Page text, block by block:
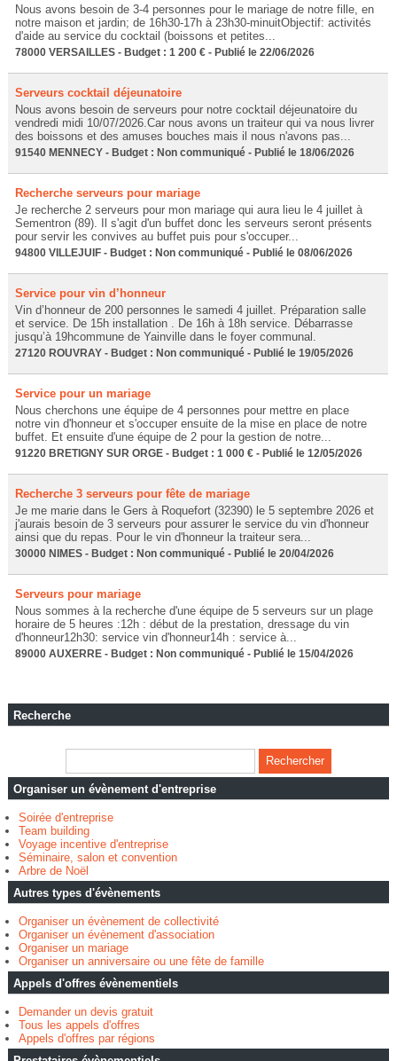
Nous avons besoin de 3-4 personnes pour le mariage de notre fille, en
notre maison et jardin; de 16h30-17h à 23h30-minuitObjectif: activités
d'aide au service du cocktail (boissons et petites...
78000 VERSAILLES - Budget : 1 200 € - Publié le 22/06/2026
Serveurs cocktail déjeunatoire
Nous avons besoin de serveurs pour notre cocktail déjeunatoire du
vendredi midi 10/07/2026.Car nous avons un traiteur qui va nous livrer
des boissons et des amuses bouches mais il nous n'avons pas...
91540 MENNECY - Budget : Non communiqué - Publié le 18/06/2026
Recherche serveurs pour mariage
Je recherche 2 serveurs pour mon mariage qui aura lieu le 4 juillet à
Sementron (89). Il s'agit d'un buffet donc les serveurs seront présents
pour servir les convives au buffet puis pour s'occuper...
94800 VILLEJUIF - Budget : Non communiqué - Publié le 08/06/2026
Service pour vin d’honneur
Vin d’honneur de 200 personnes le samedi 4 juillet. Préparation salle
et service. De 15h installation . De 16h à 18h service. Débarrasse
jusqu’à 19hcommune de Yainville dans le foyer communal.
27120 ROUVRAY - Budget : Non communiqué - Publié le 19/05/2026
Service pour un mariage
Nous cherchons une équipe de 4 personnes pour mettre en place
notre vin d'honneur et s'occuper ensuite de la mise en place de notre
buffet. Et ensuite d'une équipe de 2 pour la gestion de notre...
91220 BRETIGNY SUR ORGE - Budget : 1 000 € - Publié le 12/05/2026
Recherche 3 serveurs pour fête de mariage
Je me marie dans le Gers à Roquefort (32390) le 5 septembre 2026 et
j'aurais besoin de 3 serveurs pour assurer le service du vin d'honneur
ainsi que du repas. Pour le vin d'honneur la traiteur sera...
30000 NIMES - Budget : Non communiqué - Publié le 20/04/2026
Serveurs pour mariage
Nous sommes à la recherche d'une équipe de 5 serveurs sur un plage
horaire de 5 heures :12h : début de la prestation, dressage du vin
d'honneur12h30: service vin d'honneur14h : service à...
89000 AUXERRE - Budget : Non communiqué - Publié le 15/04/2026
Recherche
Organiser un évènement d'entreprise
Soirée d'entreprise
Team building
Voyage incentive d'entreprise
Séminaire, salon et convention
Arbre de Noël
Autres types d'évènements
Organiser un évènement de collectivité
Organiser un évènement d'association
Organiser un mariage
Organiser un anniversaire ou une fête de famille
Appels d'offres évènementiels
Demander un devis gratuit
Tous les appels d'offres
Appels d'offres par régions